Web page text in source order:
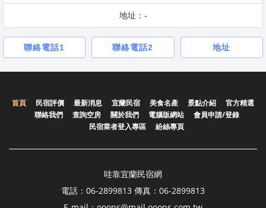
地址：-
聯絡電話1 聯絡電話2 地址
首頁 民宿評價 最新消息 宜蘭民宿 美食名產 景點介紹
官方精選
聯絡我們
查詢空房 關於我們 電腦版網站
會員申請/登錄
民宿業者登入專區
紛絲專頁
哇靠宜蘭民宿網
電話：06-2899813 傳真：06-2899813